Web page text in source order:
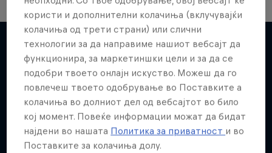
Повеќе слична содржина
користи и дополнителни колачиња (вклучувајќи
колачиња од трети страни) или слични
технологии за да направиме нашиот вебсајт да
функционира, за маркетиншки цели и за да се
подобри твоето онлајн искуство. Можеш да го
повлечеш твоето одобрување во Поставките а
колачиња во долниот дел од вебсајтот во било
кој момент. Повеќе информации можат да бидат
најдени во нашата Политика за приватност и во
Поставките за колачиња долу.